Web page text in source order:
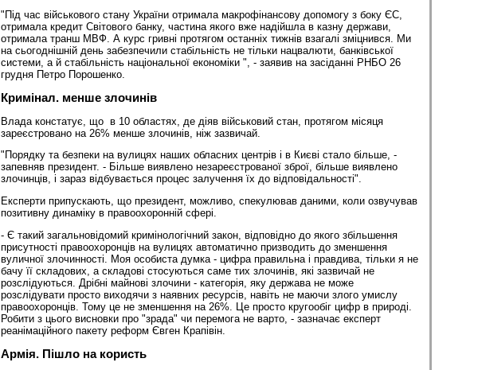
"Під час військового стану України отримала макрофінансову допомогу з боку ЄС,
отримала кредит Світового банку, частина якого вже надійшла в казну держави,
отримала транш МВФ. А курс гривні протягом останніх тижнів взагалі зміцнився. Ми
на сьогоднішній день забезпечили стабільність не тільки нацвалюти, банківської
системи, а й стабільність національної економіки ", - заявив на засіданні РНБО 26
грудня Петро Порошенко.
Кримінал. менше злочинів
Влада констатує, що в 10 областях, де діяв військовий стан, протягом місяця
зареєстровано на 26% менше злочинів, ніж зазвичай.
"Порядку та безпеки на вулицях наших обласних центрів і в Києві стало більше, -
запевняв президент. - Більше виявлено незареєстрованої зброї, більше виявлено
злочинців, і зараз відбувається процес залучення їх до відповідальності".
Експерти припускають, що президент, можливо, спекулював даними, коли озвучував
позитивну динаміку в правоохоронній сфері.
- Є такий загальновідомий кримінологічний закон, відповідно до якого збільшення
присутності правоохоронців на вулицях автоматично призводить до зменшення
вуличної злочинності. Моя особиста думка - цифра правильна і правдива, тільки я не
бачу її складових, а складові стосуються саме тих злочинів, які зазвичай не
розслідуються. Дрібні майнові злочини - категорія, яку держава не може
розслідувати просто виходячи з наявних ресурсів, навіть не маючи злого умислу
правоохоронців. Тому це не зменшення на 26%. Це просто кругообіг цифр в природі.
Робити з цього висновки про "зрада" чи перемога не варто, - зазначає експерт
реанімаційного пакету реформ Євген Крапівін.
Армія. Пішло на користь